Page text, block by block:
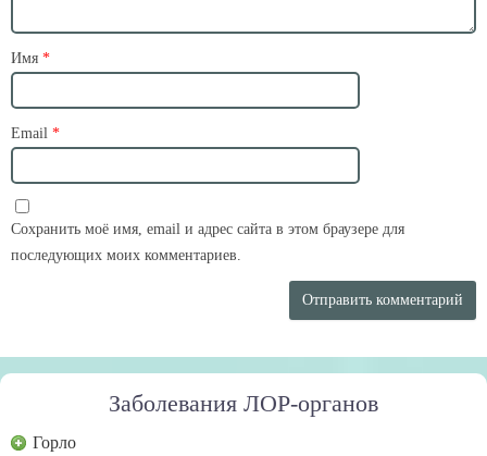
Имя *
Email *
Сохранить моё имя, email и адрес сайта в этом браузере для
последующих моих комментариев.
Заболевания ЛОР-органов
Горло